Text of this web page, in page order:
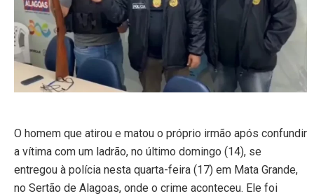
O homem que atirou e matou o próprio irmão após confundir
a vítima com um ladrão, no último domingo (14), se
entregou à polícia nesta quarta-feira (17) em Mata Grande,
no Sertão de Alagoas, onde o crime aconteceu. Ele foi